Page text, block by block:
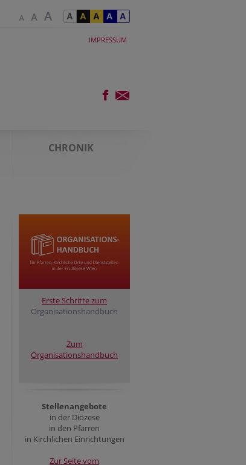
IMPRESSUM
CHRONIK
Erste Schritte zum
Organisationshandbuch
Zum
Organisationshandbuch
Stellenangebote
in der Diözese
in den Pfarren
in Kirchlichen Einrichtungen
Zur Seite vom